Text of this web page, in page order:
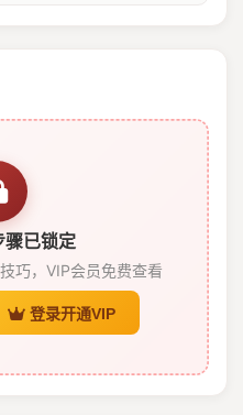
骤已锁定
巧，VIP会员免费查看
登录开通VIP